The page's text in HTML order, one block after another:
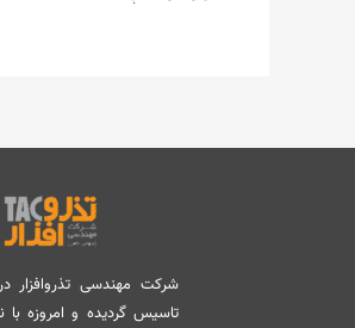
تاسیس گردیده و امروزه با